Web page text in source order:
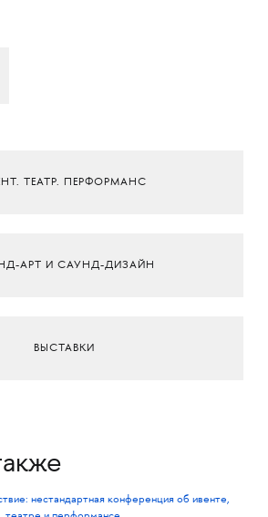
ТЕАТР. ПЕРФОРМАНС
АРТ И САУНД-ДИЗАЙН
ВЫСТАВКИ